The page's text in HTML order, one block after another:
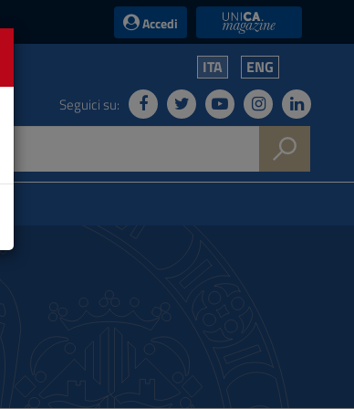
Accedi UniCA News
ITA ENG
Seguici su: